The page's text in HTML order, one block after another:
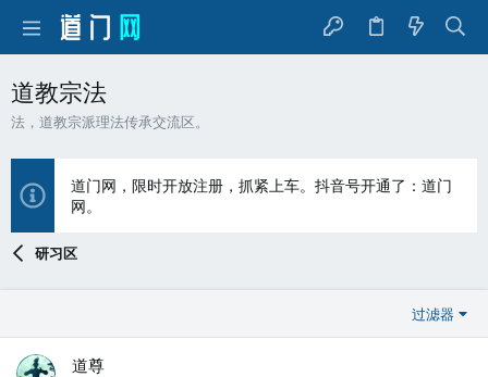
道教宗法
法，道教宗派理法传承交流区。
道门网，限时开放注册，抓紧上车。抖音号开通了：道门
网。
研习区
过滤器
道尊